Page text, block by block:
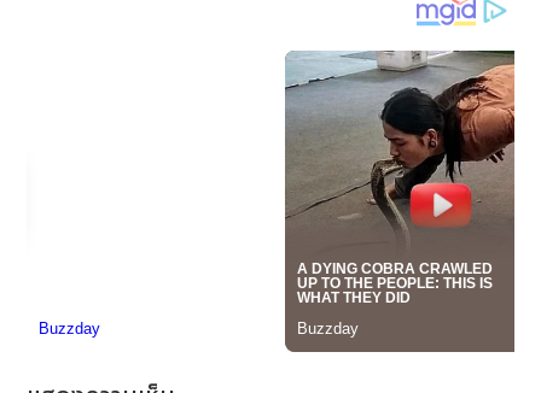
กลุ่มวัยทำงานที่มีวิถีชีวิตเร่งรีบ ซึ่งหลายคนอาจไม่รู้ตัว และ
ไม่ปรับเปลี่ยนพฤติกรรม ส่งผลให้อาการกรดไหลย้อนเกิด
ขึ้นบ่อยครั้ง และส่งผลกระทบต่อคุณภาพชีวิตในหลาย ๆ
ด้าน โดยคุณอ๊อฟ ชัยนนท์ หาญคีรีรัตน์ ผู้ประกาศข่าวรุ่น
ใหม่ หนึ่งในผู้ที่มีประสบการณ์ตรงกับโรคกรดไหลย้อนได้
ออกมาแบ่งปันประสบการณ์ เพื่อเป็นแนวทางให้กับใครที่มี
อาการคล้ายกัน ได้ตระหนักถึงความสำคัญของการดูแล
สุขภาพก่อนที่โรคจะลุกลามหรือรุนแรงขึ้นจนส่งผลกระทบ
7 สัญญาณอาการโรคกรดไหลย้อน รู้ก่อน
จัดการได้